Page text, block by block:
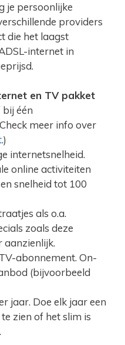
je persoonlijke
providers
die het laagst
internet in
en TV pakket
één
meer info over
.)
internetsnelheid.
online activiteiten
snelheid tot 100
als o.a.
zoals deze
aanzienlijk.
abonnement. On-
(bijvoorbeeld
jaar. Doe elk jaar een
zien of het slim is